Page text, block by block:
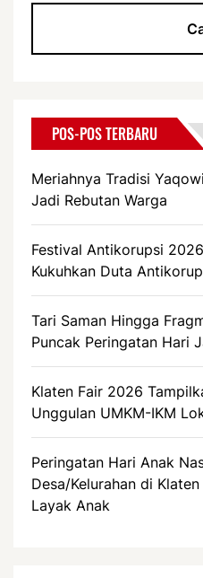
POS-POS TERBARU
Meriahnya Tradisi
Jadi Rebutan Warga
Festival Antikorupsi
Kukuhkan Duta
Tari Saman Hingga
Puncak Peringatan Hari
Klaten Fair 2026
Unggulan UMKM-IKM
Peringatan Hari Anak
Desa/Kelurahan di
Layak Anak